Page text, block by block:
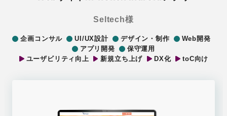
Seltech様
企画コンサル UI/UX設計 デザイン・制作
Web開発
アプリ開発
保守運用
ユーザビリティ向上
新規立ち上げ DX化 toC向け